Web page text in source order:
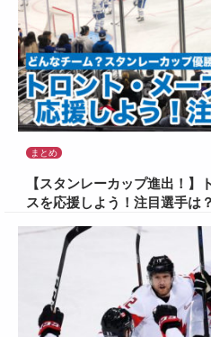
まとめ
【スタンレーカップ進出！】
スを応援しよう！注目選手は？